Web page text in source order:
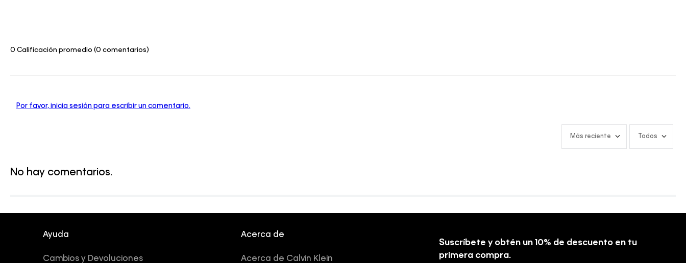
0 Calificación promedio (0 comentarios)
Por favor, inicia sesión para escribir un comentario.
Más reciente Todos
No hay comentarios.
Ayuda
Cambios y Devoluciones
Acerca de
Acerca de Calvin Klein
Suscríbete y obtén un 10% de descuento en tu
primera compra.